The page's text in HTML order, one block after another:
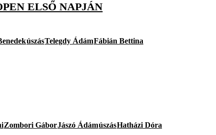
ELSŐ NAPJÁN
úszásTelegdy ÁdámFábián Bettina
Zombori GáborJászó ÁdámúszásHatházi Dóra